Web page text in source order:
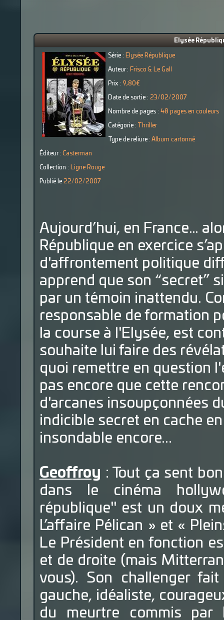
Elysée
Série : Elysée République
Auteur : Frisco & Le Gall
Prix : 9,80€
Date de sortie : 23/02/2007
Nombre de pages : 48 pages en couleurs
Catégorie : Thriller
Type de reliure : Album cartonné
Éditeur : Casterman
Collection : Ligne Rouge
Publié le 22/02/2007
Aujourd’hui, en France…
République en exercice
d'affrontement politique
apprend que son “secret”
par un témoin inattendu.
responsable de formation
la course à l'Elysée, est
souhaite lui faire des
quoi remettre en question
pas encore que cette
d'arcanes insoupçonnées
indicible secret en cache
insondable encore...
Geoffroy : Tout ça sent
dans le cinéma
république" est un doux
L’affaire Pélican » et «
Le Président en fonction
et de droite (mais
vous). Son challenger
gauche, idéaliste,
du meurtre commis par